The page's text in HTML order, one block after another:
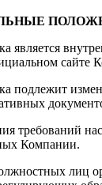
является
сайте
подлежит
требований
Компании.
лиц